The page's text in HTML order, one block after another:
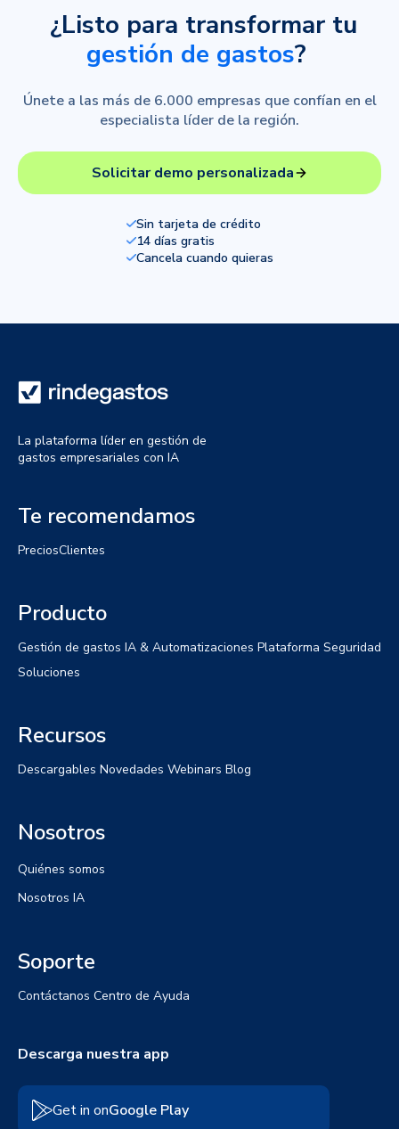
¿Listo para transformar tu
gestión de gastos?
Únete a las más de 6.000 empresas que confían en el
especialista líder de la región.
Solicitar demo personalizada
Sin tarjeta de crédito
14 días gratis
Cancela cuando quieras
La plataforma líder en gestión de
gastos empresariales con IA
Te recomendamos
PreciosClientes
Producto
Gestión de gastos IA & Automatizaciones Plataforma Seguridad
Soluciones
Recursos
Descargables Novedades Webinars Blog
Nosotros
Quiénes somos
Nosotros IA
Soporte
Contáctanos Centro de Ayuda
Descarga nuestra app
Get in onGoogle Play